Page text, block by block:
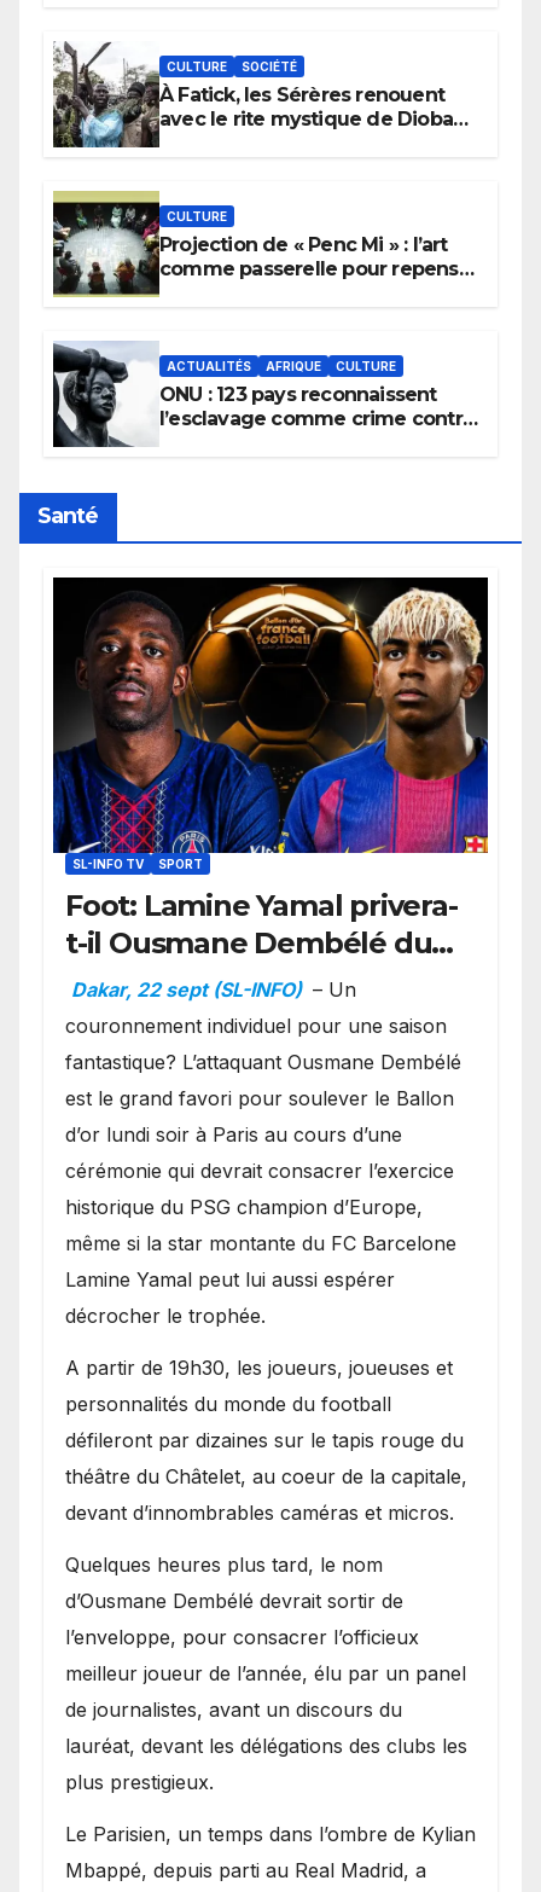
CULTURE SOCIÉTÉ
À Fatick, les Sérères renouent
avec le rite mystique de Diobaye
CULTURE
Projection de « Penc Mi » : l’art
comme passerelle pour repenser
ACTUALITÉS AFRIQUE CULTURE
ONU : 123 pays reconnaissent
l’esclavage comme crime contre
Santé
SL-INFO TV SPORT
Foot: Lamine Yamal privera-
t-il Ousmane Dembélé du
Ballon d’or ?
Dakar, 22 sept (SL-INFO) – Un
couronnement individuel pour une saison
fantastique? L’attaquant Ousmane Dembélé
est le grand favori pour soulever le Ballon
d’or lundi soir à Paris au cours d’une
cérémonie qui devrait consacrer l’exercice
historique du PSG champion d’Europe,
même si la star montante du FC Barcelone
Lamine Yamal peut lui aussi espérer
décrocher le trophée.
A partir de 19h30, les joueurs, joueuses et
personnalités du monde du football
défileront par dizaines sur le tapis rouge du
théâtre du Châtelet, au coeur de la capitale,
devant d’innombrables caméras et micros.
Quelques heures plus tard, le nom
d’Ousmane Dembélé devrait sortir de
l’enveloppe, pour consacrer l’officieux
meilleur joueur de l’année, élu par un panel
de journalistes, avant un discours du
lauréat, devant les délégations des clubs les
plus prestigieux.
Le Parisien, un temps dans l’ombre de Kylian
Mbappé, depuis parti au Real Madrid, a